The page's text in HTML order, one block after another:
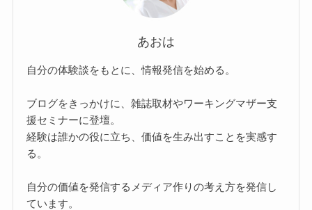
あおは
自分の体験談をもとに、情報発信を始める。
ブログをきっかけに、雑誌取材やワーキングマザー支
援セミナーに登壇。
経験は誰かの役に立ち、価値を生み出すことを実感す
る。
自分の価値を発信するメディア作りの考え方を発信し
ています。